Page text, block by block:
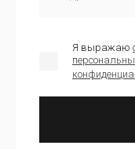
Я выражаю